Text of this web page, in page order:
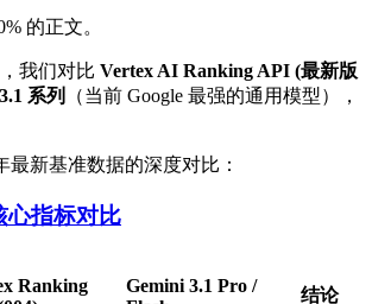
的正文。
我们对比 Vertex AI Ranking API (最新版
系列
（当前 Google 最强的通用模型），
最新基准数据的深度对比：
心指标对比
Ranking
Gemini 3.1 Pro /
结论